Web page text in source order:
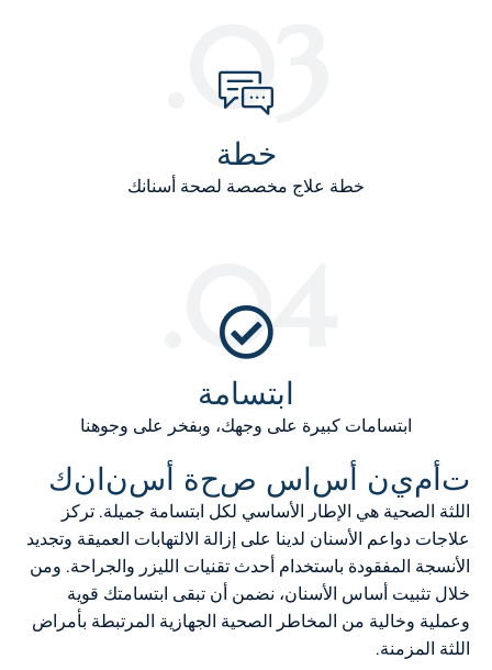
03.
خطة
خطة علاج مخصصة لصحة أسنانك
04.
ابتسامة
ابتسامات كبيرة على وجهك، وبفخر على وجوهنا
تأمين أساس صحة أسنانك
اللثة الصحية هي الإطار الأساسي لكل ابتسامة جميلة. تركز
علاجات دواعم الأسنان لدينا على إزالة الالتهابات العميقة وتجديد
الأنسجة المفقودة باستخدام أحدث تقنيات الليزر والجراحة. ومن
خلال تثبيت أساس الأسنان، نضمن أن تبقى ابتسامتك قوية
وعملية وخالية من المخاطر الصحية الجهازية المرتبطة بأمراض
اللثة المزمنة.